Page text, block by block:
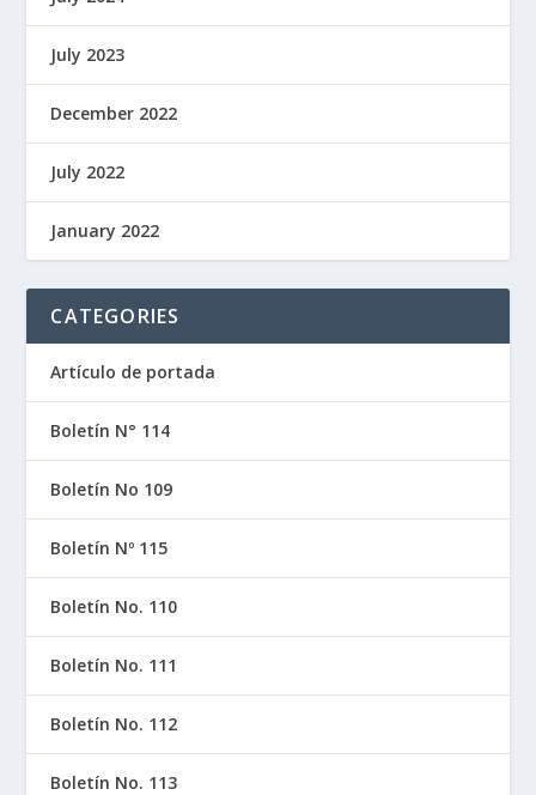
July 2023
December 2022
July 2022
January 2022
CATEGORIES
Artículo de portada
Boletín N° 114
Boletín No 109
Boletín Nº 115
Boletín No. 110
Boletín No. 111
Boletín No. 112
Boletín No. 113